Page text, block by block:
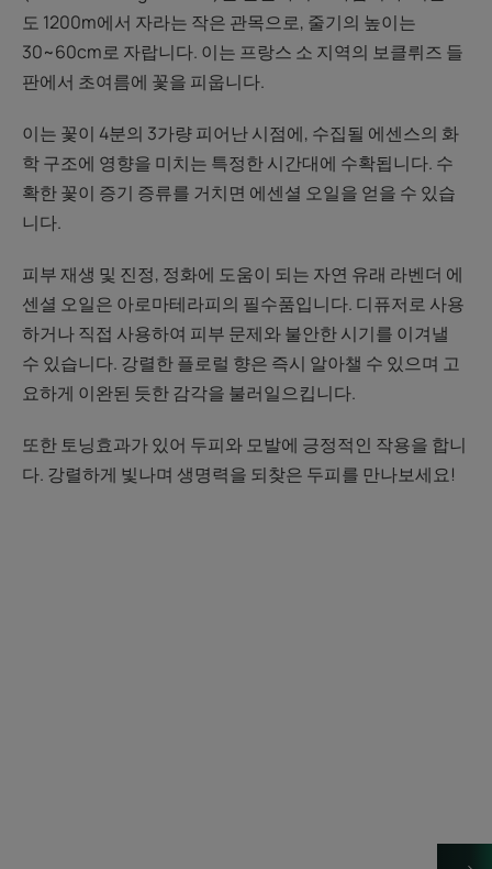
도 1200m에서 자라는 작은 관목으로, 줄기의 높이는
30~60cm로 자랍니다. 이는 프랑스 소 지역의 보클뤼즈 들
판에서 초여름에 꽃을 피웁니다.
이는 꽃이 4분의 3가량 피어난 시점에, 수집될 에센스의 화
학 구조에 영향을 미치는 특정한 시간대에 수확됩니다. 수
확한 꽃이 증기 증류를 거치면 에센셜 오일을 얻을 수 있습
니다.
피부 재생 및 진정, 정화에 도움이 되는 자연 유래 라벤더 에
센셜 오일은 아로마테라피의 필수품입니다. 디퓨저로 사용
하거나 직접 사용하여 피부 문제와 불안한 시기를 이겨낼
수 있습니다. 강렬한 플로럴 향은 즉시 알아챌 수 있으며 고
요하게 이완된 듯한 감각을 불러일으킵니다.
또한 토닝효과가 있어 두피와 모발에 긍정적인 작용을 합니
다. 강렬하게 빛나며 생명력을 되찾은 두피를 만나보세요!